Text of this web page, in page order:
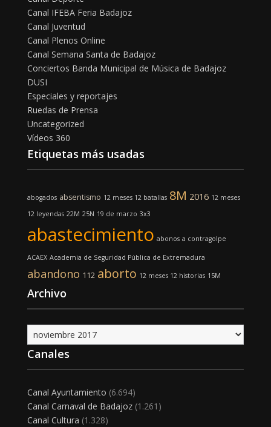
Canal IFEBA Feria Badajoz
Canal Juventud
Canal Plenos Online
Canal Semana Santa de Badajoz
Conciertos Banda Municipal de Música de Badajoz
DUSI
Especiales y reportajes
Ruedas de Prensa
Uncategorized
Vídeos 360
Etiquetas más usadas
abogados absentismo 12 meses 12 batallas 8M 2016 12 meses
12 leyendas 22M 25N 19 de marzo 3x3
abastecimiento abonos a contragolpe
ACAEX Academia de Seguridad Pública de Extremadura
abandono 112 aborto 12 meses 12 historias 15M
Archivo
Archivo
Canales
Canal Ayuntamiento (6.694)
Canal Carnaval de Badajoz(1.261)
Canal Cultura (1.328)